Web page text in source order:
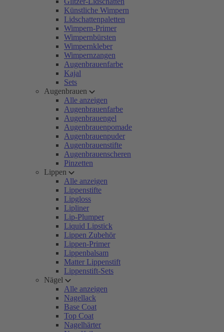
Künstliche Wimpern
Lidschattenpaletten
Wimpern-Primer
Wimpernbürsten
Wimpernkleber
Wimpernzangen
Augenbrauenfarbe
Kajal
Sets
Augenbrauen
Alle anzeigen
Augenbrauenfarbe
Augenbrauengel
Augenbrauenpomade
Augenbrauenpuder
Augenbrauenstifte
Augenbrauenscheren
Pinzetten
Lippen
Alle anzeigen
Lippenstifte
Lipgloss
Lipliner
Lip-Plumper
Liquid Lipstick
Lippen Zubehör
Lippen-Primer
Lippenbalsam
Matter Lippenstift
Lippenstift-Sets
Nägel
Alle anzeigen
Nagellack
Base Coat
Top Coat
Nagelhärter